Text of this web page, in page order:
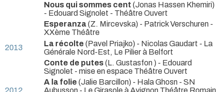
Nous qui sommes cent (Jonas Hassen Khemiri)
- Edouard Signolet - Théâtre Ouvert
Esperanza(Z. Mircevska) - Patrick Verschuren -
XXème Théâtre
2013
La récolte (Pavel Priajko) - Nicolas Gaudart - La
Générale Nord-Est, Le Pilier à Belfort
Conte de putes(L. Gustasfon ) - Edouard
Signolet - mise en espace Théâtre Ouvert
A la folie (Jalie Barcillon) - Hala Ghosn - SN